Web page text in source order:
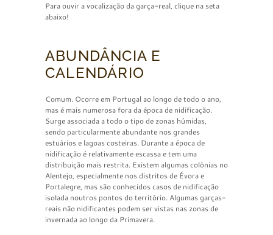
Para ouvir a vocalização da garça-real, clique na seta
abaixo!
ABUNDÂNCIA E
CALENDÁRIO
Comum. Ocorre em Portugal ao longo de todo o ano,
mas é mais numerosa fora da época de nidificação.
Surge associada a todo o tipo de zonas húmidas,
sendo particularmente abundante nos grandes
estuários e lagoas costeiras. Durante a época de
nidificação é relativamente escassa e tem uma
distribuição mais restrita. Existem algumas colónias no
Alentejo, especialmente nos distritos de Évora e
Portalegre, mas são conhecidos casos de nidificação
isolada noutros pontos do território. Algumas garças-
reais não nidificantes podem ser vistas nas zonas de
invernada ao longo da Primavera.